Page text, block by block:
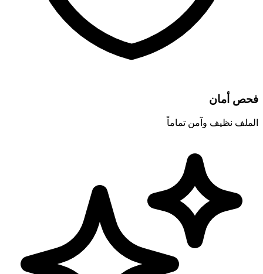
فحص أمان
الملف نظيف وآمن تماماً